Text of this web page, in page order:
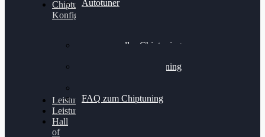
Autotuner
Chiptuning
Konfigurator
Professionelles Chiptuning
Professionelles Chiptuning
FAQ zum Chiptuning
Leistungsmessung
Leistungsprüfstand
Hall
of